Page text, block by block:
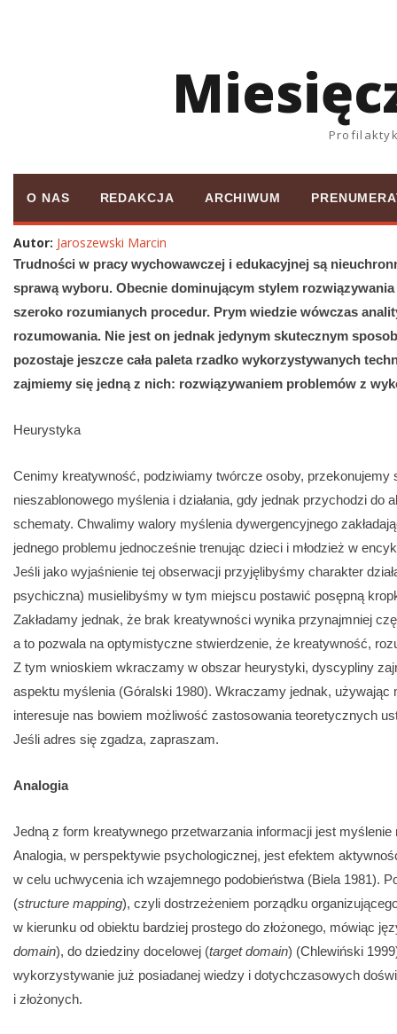
O NAS REDAKCJA ARCHIWUM
Autor: Jaroszewski Marcin
Trudności w pracy wychowawczej i edukacyjnej są
sprawą wyboru. Obecnie dominującym stylem
szeroko rozumianych procedur. Prym wiedzie wówczas
rozumowania. Nie jest on jednak jedynym skutecznym
pozostaje jeszcze cała paleta rzadko wykorzystywanych
zajmiemy się jedną z nich: rozwiązywaniem problemów z
Heurystyka
Cenimy kreatywność, podziwiamy twórcze osoby, przekonujemy
nieszablonowego myślenia i działania, gdy jednak przychodzi do
schematy. Chwalimy walory myślenia dywergencyjnego
jednego problemu jednocześnie trenując dzieci i młodzież w
Jeśli jako wyjaśnienie tej obserwacji przyjęlibyśmy charakter
psychiczna) musielibyśmy w tym miejscu postawić posępną
Zakładamy jednak, że brak kreatywności wynika przynajmniej
a to pozwala na optymistyczne stwierdzenie, że kreatywność,
Z tym wnioskiem wkraczamy w obszar heurystyki, dyscypliny
aspektu myślenia (Góralski 1980). Wkraczamy jednak, używając
interesuje nas bowiem możliwość zastosowania teoretycznych
Jeśli adres się zgadza, zapraszam.
Analogia
Jedną z form kreatywnego przetwarzania informacji jest
Analogia, w perspektywie psychologicznej, jest efektem
w celu uchwycenia ich wzajemnego podobieństwa (Biela 1981).
(structure mapping), czyli dostrzeżeniem porządku
w kierunku od obiektu bardziej prostego do złożonego, mówiąc
domain), do dziedziny docelowej (target domain) (Chlewiński
wykorzystywanie już posiadanej wiedzy i dotychczasowych
i złożonych.